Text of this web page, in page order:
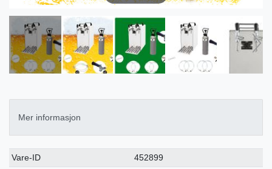
Mer informasjon
Ceres::Template.singleItemTechnicalDataAttribute
Ceres::Template.singleItemTechnicalDataValue
Vare-ID
452899